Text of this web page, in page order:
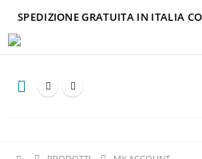
SPEDIZIONE GRATUITA IN ITALIA